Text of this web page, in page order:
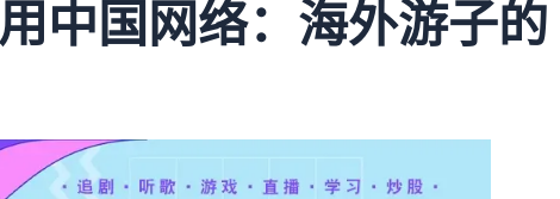
中国网络：海外游子的